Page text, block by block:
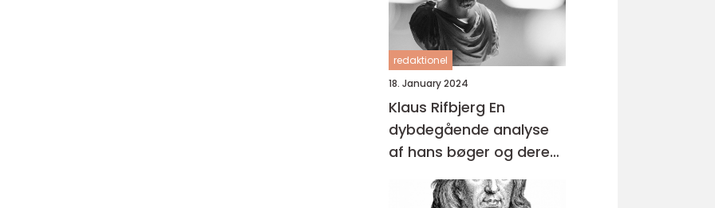
redaktionel
18. January 2024
Klaus Rifbjerg En
dybdegående analyse
af hans bøger og deres
udvikling over tid